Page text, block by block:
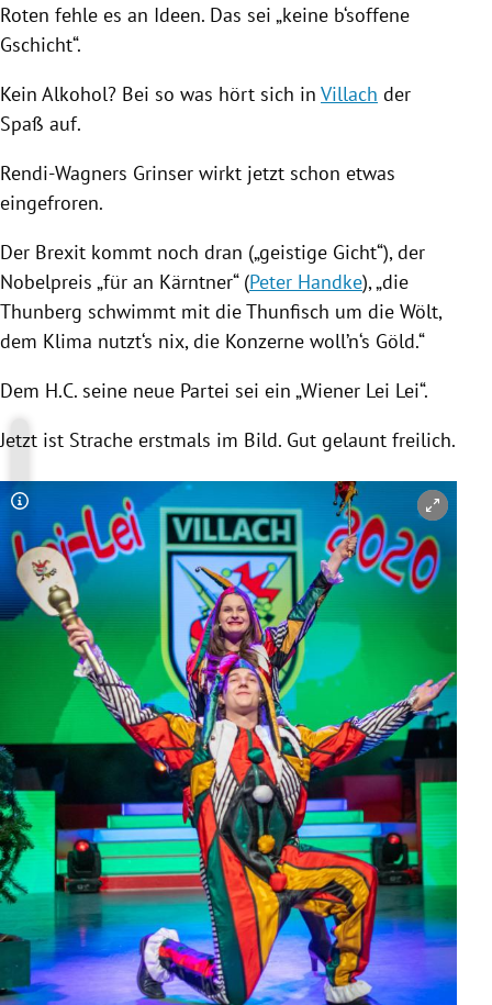
Roten fehle es an Ideen. Das sei „keine b‘soffene
Gschicht“.
Kein Alkohol? Bei so was hört sich in Villach der
Spaß auf.
Rendi-Wagners Grinser wirkt jetzt schon etwas
eingefroren.
Der Brexit kommt noch dran („geistige Gicht“), der
Nobelpreis „für an Kärntner“ (Peter Handke), „die
Thunberg schwimmt mit die Thunfisch um die Wölt,
dem Klima nutzt‘s nix, die Konzerne woll’n‘s Göld.“
Dem H.C. seine neue Partei sei ein „Wiener Lei Lei“.
Jetzt ist Strache erstmals im Bild. Gut gelaunt freilich.
Copyright-Hinweis öffnen/schließen